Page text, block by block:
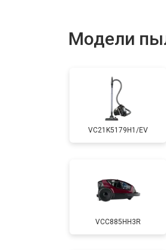
Модели
VC21K5179H1/EV
VCC885HH3R